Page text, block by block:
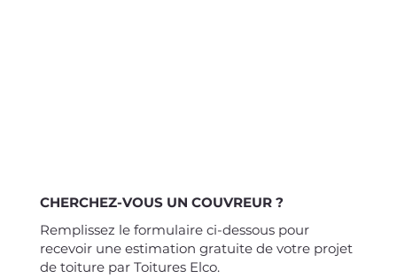
CHERCHEZ-VOUS UN COUVREUR ?
Remplissez le formulaire ci-dessous pour
recevoir une estimation gratuite de votre projet
de toiture par Toitures Elco.